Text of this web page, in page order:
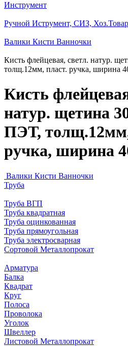
Инструмент
Ручной Иструмент, СИЗ,
Валики Кисти Ванночки
Кисть флейцевая, светл. натур.
толщ.12мм, пласт. ручка, ширина
Кисть
натур. щетина
ПЭТ,
ручка, ширина
Валики Кисти Ванночки
Труба
Труба ВГП
Труба квадратная
Труба оцинкованная
Труба прямоугольная
Труба электросварная
Сортовой Металлопрокат
Арматура
Балка
Квадрат
Круг
Полоса
Проволока
Уголок
Швеллер
Листовой Металлопрокат